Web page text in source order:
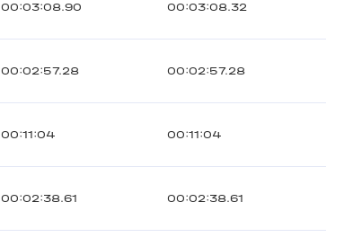
00:03:08.90 00:03:08.32
00:02:57.28 00:02:57.28
00:11:04 00:11:04
00:02:38.61 00:02:38.61